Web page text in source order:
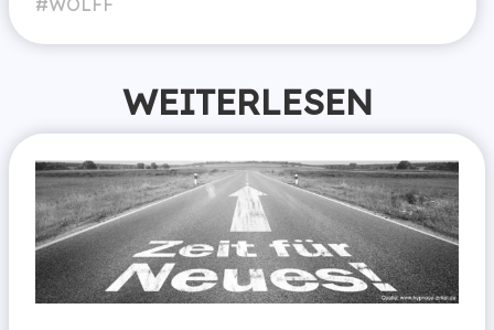
WOLFF
WEITERLESEN